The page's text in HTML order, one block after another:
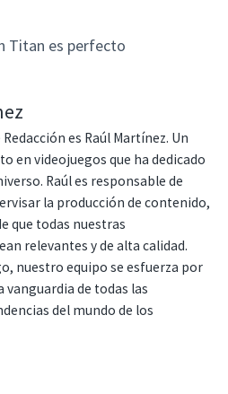
Titan es perfecto
es Raúl Martínez. Un
en videojuegos que ha dedicado
Raúl es responsable de
la producción de contenido,
que todas nuestras
relevantes y de alta calidad.
nuestro equipo se esfuerza por
vanguardia de todas las
del mundo de los